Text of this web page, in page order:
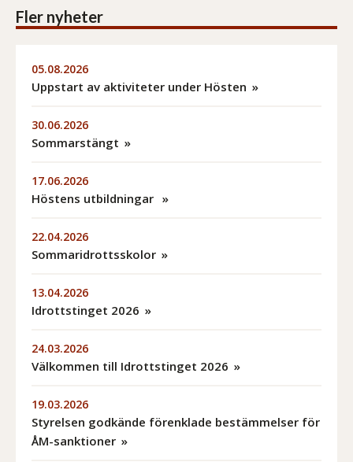
Fler nyheter
05.08.2026
Uppstart av aktiviteter under Hösten
30.06.2026
Sommarstängt
17.06.2026
Höstens utbildningar
22.04.2026
Sommaridrottsskolor
13.04.2026
Idrottstinget 2026
24.03.2026
Välkommen till Idrottstinget 2026
19.03.2026
Styrelsen godkände förenklade bestämmelser för
ÅM-sanktioner